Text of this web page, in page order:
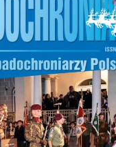
o drużynie
spadochroniarze
Wyprawy
drużyny